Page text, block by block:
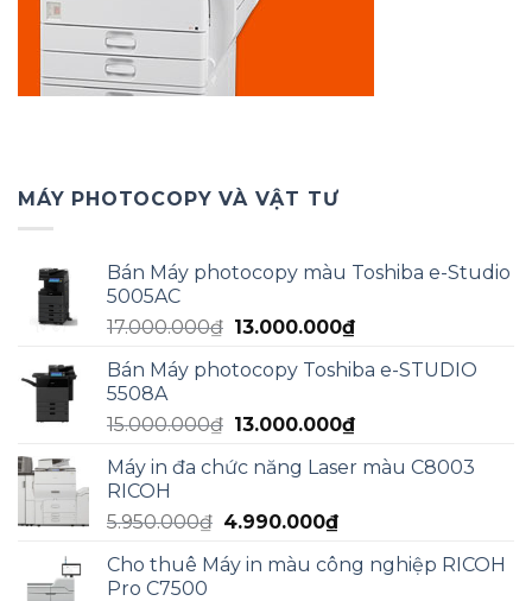
MÁY PHOTOCOPY VÀ VẬT TƯ
Bán Máy photocopy màu Toshiba e-Studio
5005AC
17.000.000₫ Giá
là:
13.000.000₫Giá
tại
13.000.000₫.
Bán Máy photocopy Toshiba e-STUDIO
5508A
15.000.000₫ Giá
là:
13.000.000₫Giá
tại
Máy in đa chức năng Laser màu C8003
RICOH
5.950.000₫ Giá
là:
4.990.000₫Giá
tại
Cho thuê Máy in màu công nghiệp RICOH
Pro C7500